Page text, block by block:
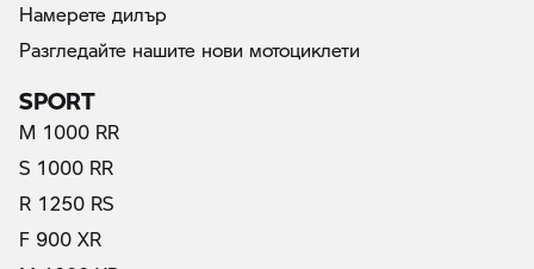
Намерете дилър
Разгледайте нашите нови мотоциклети
SPORT
M 1000 RR
S 1000 RR
R 1250 RS
F 900 XR